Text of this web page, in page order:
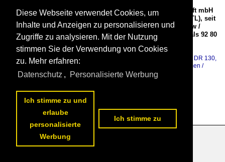
unterwegs, dann ging sie an die ITL - Eisenbahngesellschaft mbH
in Dresden als W 232.09 (ab 2007 dann 92 80 0232 209-9 D-ITL), seit
2014 ist sie nun bei der Captrain Polska Sp. z o.o., (Wrocław /
früher Breslau) als BR 232-09 / 0 232 209-9 aber eingestellt als 92 80
0232 209-9 D-CTPL in Deutschland eingestellt.

Armin Schwarz
Deutschland / Dieselloks / BR 230, 231, 232, 233, 234, 241, 242 (ex DR 130,
131, 132) Ludmilla,Polen / Dieselloks / sonstige
Polen / Unternehmen /
Captrain Polska Sp. z o.o.,Russland / Dieselloks / ТЭ-109 (TE-109)
Datenschutzerklärung
Diese Webseite verwendet Cookies, um
Inhalte und Anzeigen zu personalisieren und
Zugriffe zu analysieren. Mit der Nutzung
stimmen Sie der Verwendung von Cookies
zu. Mehr erfahren:
Datenschutz , Personalisierte Werbung
Ich stimme zu und
erlaube
personalisierte
Werbung
Ich stimme zu